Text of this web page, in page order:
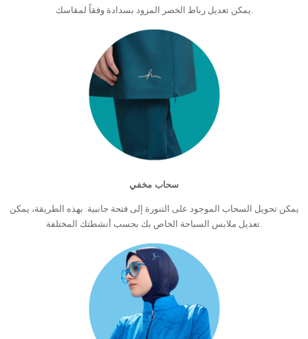
سحاب مخفي
يمكن تحويل السحاب الموجود على التنورة إلى فتحة جانبية. بهذه الطريقة، يمكن